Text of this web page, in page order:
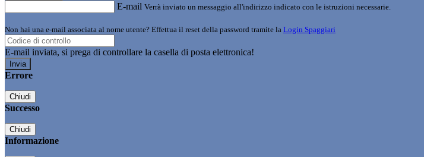
E-mail Verrà inviato un messaggio all'indirizzo indicato con le istruzioni necessarie.
Non hai una e-mail associata al nome utente? Effettua il reset della password tramite la Login Spaggiari
E-mail inviata, si prega di controllare la casella di posta elettronica!
Errore
Chiudi
Successo
Chiudi
Informazione